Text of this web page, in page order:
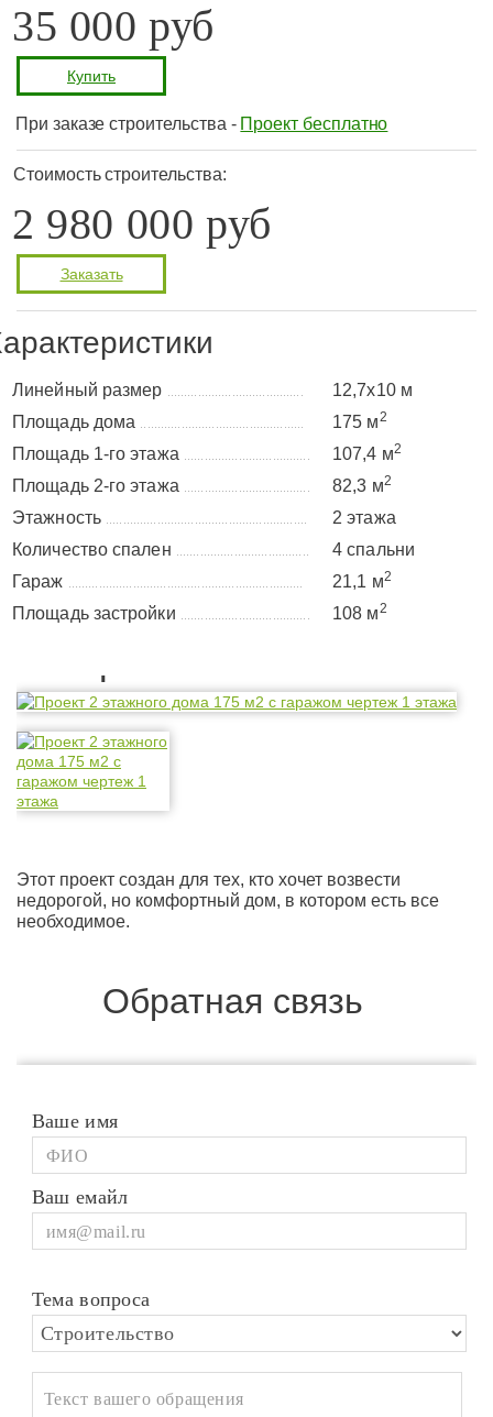
35 000 руб
Купить
При заказе строительства - Проект бесплатно
Стоимость строительства:
2 980 000 руб
Заказать
Линейный размер
12,7x10 м
Площадь дома
175 м2
Площадь 1-го этажа 107,4 м2
Площадь 2-го этажа 82,3 м2
Этажность
2 этажа
Количество спален
4 спальни
Гараж
21,1 м2
Площадь застройки 108 м2
Этот проект создан для тех, кто хочет возвести
недорогой, но комфортный дом, в котором есть все
необходимое.
Обратная связь
Ваше имя
Ваш емайл
Тема вопроса